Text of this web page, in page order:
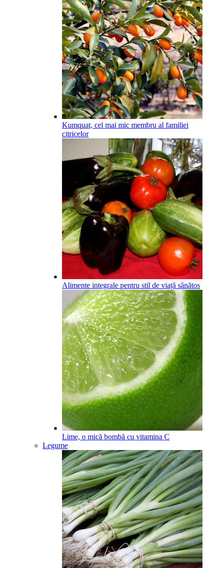
Kumquat, cel mai mic membru al familiei
citricelor
Alimente integrale pentru stil de viață sănătos
Lime, o mică bombă cu vitamina C
Legume